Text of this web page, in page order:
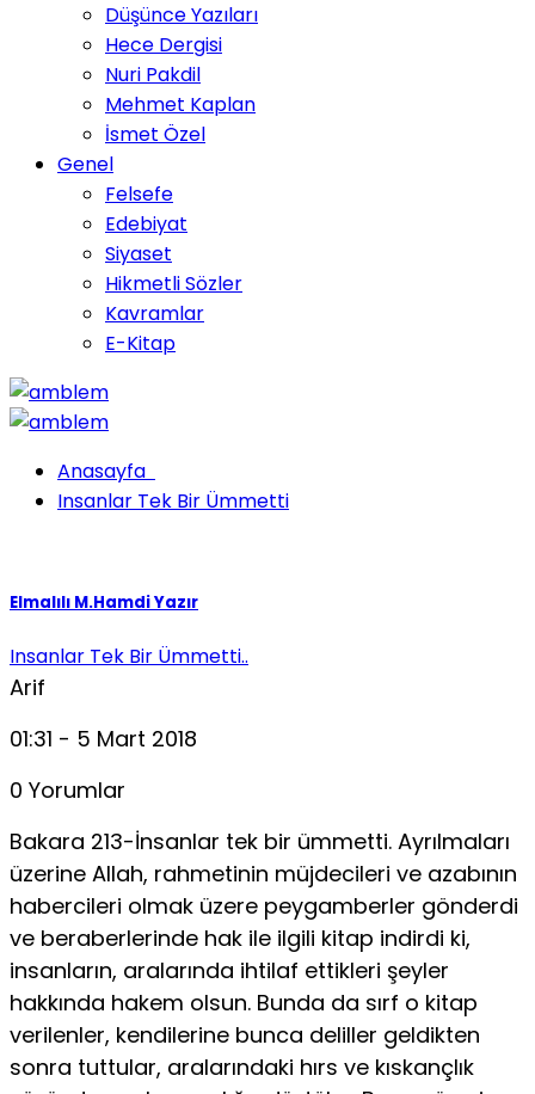
Düşünce Yazıları
Hece Dergisi
Nuri Pakdil
Mehmet Kaplan
İsmet Özel
Genel
Felsefe
Edebiyat
Siyaset
Hikmetli Sözler
Kavramlar
E-Kitap
Anasayfa
Insanlar Tek Bir Ümmetti
Elmalılı M.Hamdi Yazır
Insanlar Tek Bir Ümmetti..
Arif
01:31 - 5 Mart 2018
0 Yorumlar
Bakara 213-İnsanlar tek bir ümmetti. Ayrılmaları
üzerine Allah, rahmetinin müjdecileri ve azabının
habercileri olmak üzere peygamberler gönderdi
ve beraberlerinde hak ile ilgili kitap indirdi ki,
insanların, aralarında ihtilaf ettikleri şeyler
hakkında hakem olsun. Bunda da sırf o kitap
verilenler, kendilerine bunca deliller geldikten
sonra tuttular, aralarındaki hırs ve kıskançlık